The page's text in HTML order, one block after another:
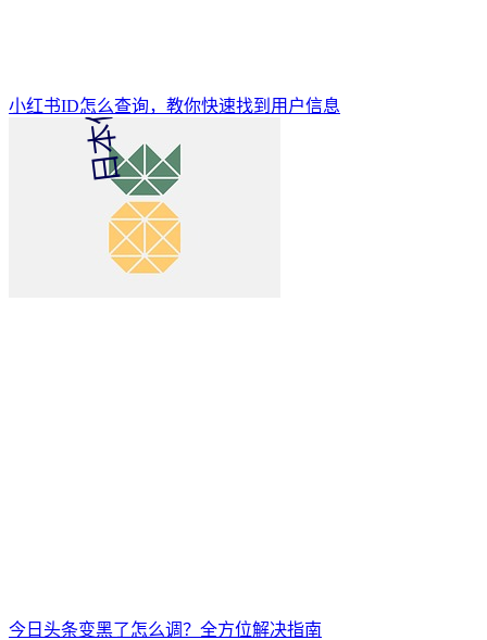
小红书ID怎么查询，教你快速找到用户信息
今日头条变黑了怎么调？全方位解决指南